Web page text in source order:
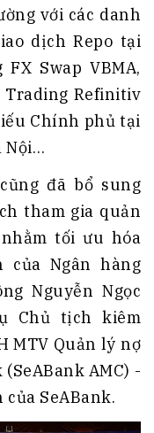
với các danh
dịch Repo tại
Swap VBMA,
Trading Refinitiv
Chính phủ tại
Nội…
đã bổ sung
tham gia quản
tối ưu hóa
của Ngân hàng
Nguyễn Ngọc
Chủ tịch kiêm
MTV Quản lý nợ
AMC) -
SeABank.